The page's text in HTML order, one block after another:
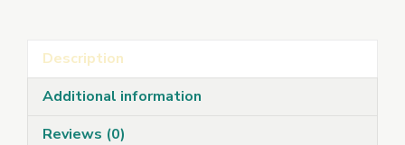
Description
Additional information
Reviews (0)